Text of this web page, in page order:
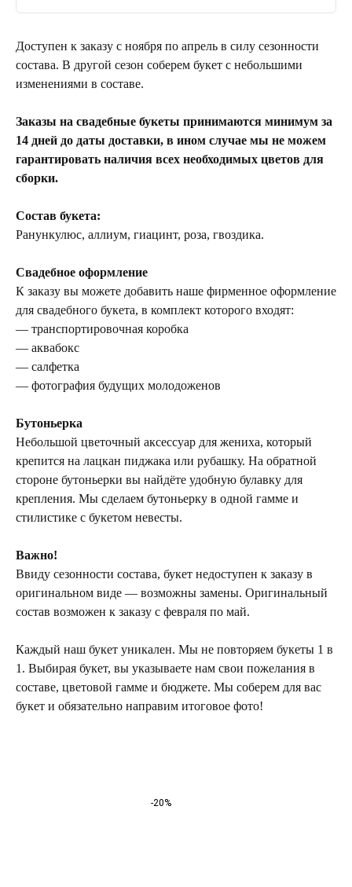
Доступен к заказу с ноября по апрель в силу сезонности
состава. В другой сезон соберем букет с небольшими
изменениями в составе.
Заказы на свадебные букеты принимаются минимум за
14 дней до даты доставки, в ином случае мы не можем
гарантировать наличия всех необходимых цветов для
сборки.
Состав букета:
Ранункулюс, аллиум, гиацинт, роза, гвоздика.
Свадебное оформление
К заказу вы можете добавить наше фирменное оформление
для свадебного букета, в комплект которого входят:
— транспортировочная коробка
— аквабокс
— салфетка
— фотография будущих молодоженов
Бутоньерка
Небольшой цветочный аксессуар для жениха, который
крепится на лацкан пиджака или рубашку. На обратной
стороне бутоньерки вы найдёте удобную булавку для
крепления. Мы сделаем бутоньерку в одной гамме и
стилистике с букетом невесты.
Важно!
Ввиду сезонности состава, букет недоступен к заказу в
оригинальном виде — возможны замены. Оригинальный
состав возможен к заказу с февраля по май.
Каждый наш букет уникален. Мы не повторяем букеты 1 в
1. Выбирая букет, вы указываете нам свои пожелания в
составе, цветовой гамме и бюджете. Мы соберем для вас
букет и обязательно направим итоговое фото!
-20%